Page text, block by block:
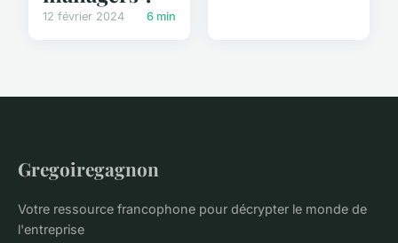
12 février 2024 6 min
Gregoiregagnon
Votre ressource francophone pour décrypter le monde de
l'entreprise